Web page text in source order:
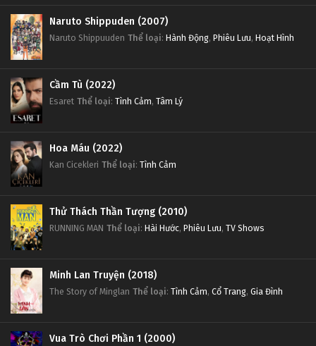
Naruto Shippuden (2007)
Naruto Shippuuden Thể loại: Hành Động, Phiêu Lưu, Hoạt Hình
Cầm Tù (2022)
Esaret Thể loại: Tình Cảm, Tâm Lý
Hoa Máu (2022)
Kan Cicekleri Thể loại: Tình Cảm
Thử Thách Thần Tượng (2010)
RUNNING MAN Thể loại: Hài Hước, Phiêu Lưu, TV Shows
Minh Lan Truyện (2018)
The Story of Minglan Thể loại: Tình Cảm, Cổ Trang, Gia Đình
Vua Trò Chơi Phần 1 (2000)